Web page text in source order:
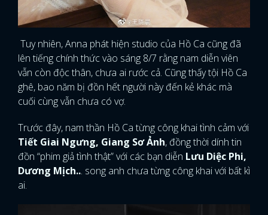
Tuy nhiên, Anna phát hiện studio của Hồ Ca cũng đã
lên tiếng chính thức vào sáng 8/7 rằng nam diễn viên
vẫn còn độc thân, chưa ai rước cả. Cũng thấy tội Hồ Ca
ghê, bao năm bị đồn hết người này đến kẻ khác mà
cuối cùng vẫn chưa có vợ.
Trước đây, nam thần Hồ Ca từng công khai tình cảm với
Tiết Giai Ngưng, Giang Sơ Ảnh, đồng thời dính tin
đồn “phim giả tình thật” với các bạn diễn Lưu Diệc Phi,
Dương Mịch... song anh chưa từng công khai với bất kì
ai.